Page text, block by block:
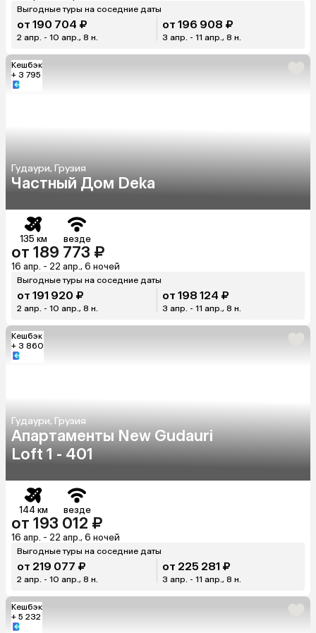
Выгодные туры на соседние даты
от 190 704 ₽
2 апр. - 10 апр., 8 н.
от 196 908 ₽
3 апр. - 11 апр., 8 н.
Кешбэк
+ 3 795
Гудаури, Грузия
Частный Дом Deka
135 км везде
от 189 773 ₽
16 апр. - 22 апр., 6 ночей
Выгодные туры на соседние даты
от 191 920 ₽
2 апр. - 10 апр., 8 н.
от 198 124 ₽
3 апр. - 11 апр., 8 н.
Кешбэк
+ 3 860
Гудаури, Грузия
Апартаменты New Gudauri
Loft 1 - 401
144 км везде
от 193 012 ₽
16 апр. - 22 апр., 6 ночей
Выгодные туры на соседние даты
от 219 077 ₽
2 апр. - 10 апр., 8 н.
от 225 281 ₽
3 апр. - 11 апр., 8 н.
Кешбэк
+ 5 232